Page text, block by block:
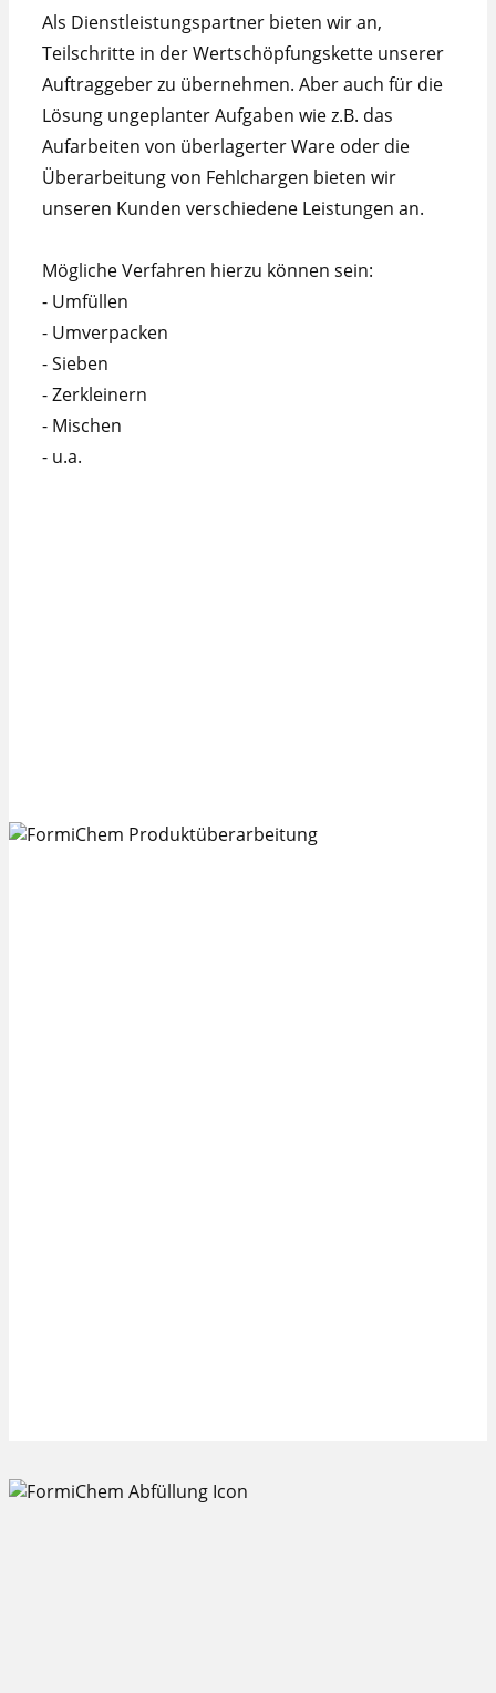
Als Dienstleistungspartner bieten wir an,
Teilschritte in der Wertschöpfungskette unserer
Auftraggeber zu übernehmen. Aber auch für die
Lösung ungeplanter Aufgaben wie z.B. das
Aufarbeiten von überlagerter Ware oder die
Überarbeitung von Fehlchargen bieten wir
unseren Kunden verschiedene Leistungen an.
Mögliche Verfahren hierzu können sein:
- Umfüllen
- Umverpacken
- Sieben
- Zerkleinern
- Mischen
- u.a.